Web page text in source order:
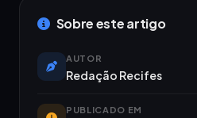
Sobre este artigo
AUTOR
Redação Recifes
PUBLICADO EM